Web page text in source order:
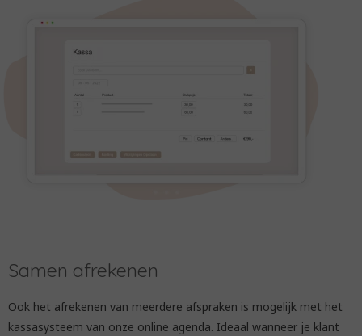
Samen afrekenen
Ook het afrekenen van meerdere afspraken is mogelijk met het
kassasysteem van onze online agenda. Ideaal wanneer je klant